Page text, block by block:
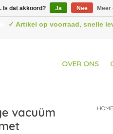
✓ Artikel op voorraad, snelle
OVER ONS
vacuüm
HOME
Is dat akkoord? Ja Nee